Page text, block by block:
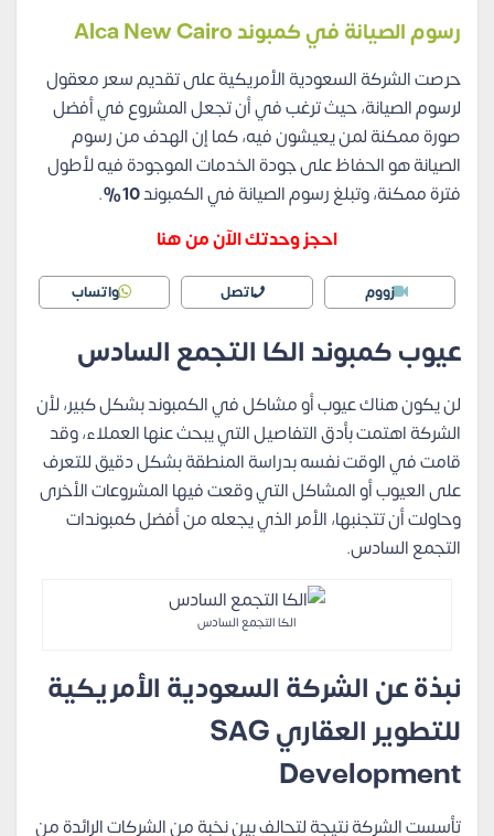
رسوم الصيانة في كمبوند Alca New Cairo
حرصت الشركة السعودية الأمريكية على تقديم سعر معقول
لرسوم الصيانة، حيث ترغب في أن تجعل المشروع في أفضل
صورة ممكنة لمن يعيشون فيه، كما إن الهدف من رسوم
الصيانة هو الحفاظ على جودة الخدمات الموجودة فيه لأطول
فترة ممكنة، وتبلغ رسوم الصيانة في الكمبوند10%
.
احجز وحدتك الآن من هنا
زووم اتصل واتساب
عيوب كمبوند الكا التجمع السادس
لن يكون هناك عيوب أو مشاكل في الكمبوند بشكل كبير، لأن
الشركة اهتمت بأدق التفاصيل التي يبحث عنها العملاء، وقد
قامت في الوقت نفسه بدراسة المنطقة بشكل دقيق للتعرف
على العيوب أو المشاكل التي وقعت فيها المشروعات الأخرى
وحاولت أن تتجنبها، الأمر الذي يجعله من أفضل كمبوندات
التجمع السادس.
الكا التجمع السادس
نبذة عن الشركة السعودية الأمريكية
للتطوير العقاري SAG
Development
تأسست الشركة نتيجة لتحالف بين نخبة من الشركات الرائدة من